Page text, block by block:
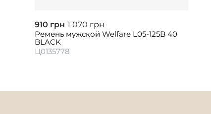
910 грн 1 070 грн
Ремень мужской Welfare L05-125B 40
BLACK
Ц0135778